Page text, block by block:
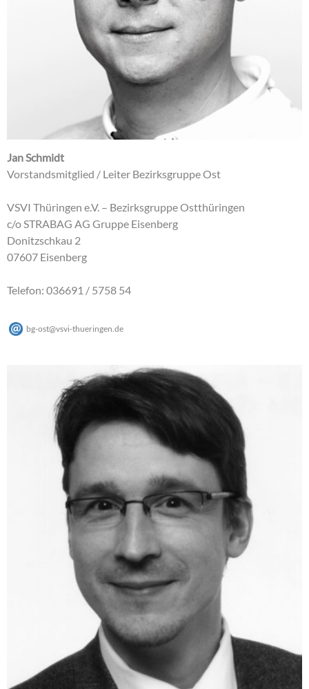
Jan Schmidt
Vorstandsmitglied / Leiter Bezirksgruppe Ost
VSVI Thüringen e.V. – Bezirksgruppe Ostthüringen
c/o STRABAG AG Gruppe Eisenberg
Donitzschkau 2
07607 Eisenberg
Telefon: 036691 / 5758 54
bg-ost@vsvi-thueringen de